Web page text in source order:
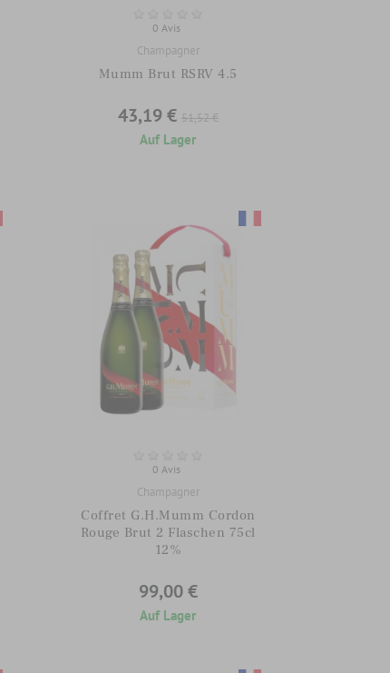
0 Avis
Champagner
Mumm Brut RSRV 4.5
43,19 € 51,52 €
Auf Lager
0 Avis
Champagner
Coffret G.H.Mumm Cordon
Rouge Brut 2 Flaschen 75cl
12%
99,00 €
Auf Lager